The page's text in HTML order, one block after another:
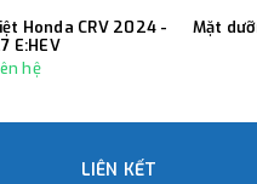
Honda CRV 2024 -
E:HEV
hệ
Mặt
LIÊN KẾT